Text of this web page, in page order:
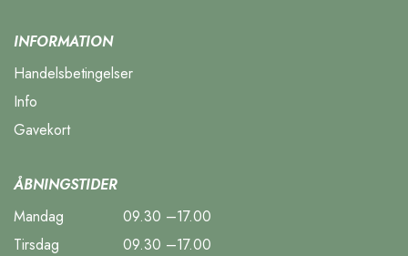
INFORMATION
Handelsbetingelser
Info
Gavekort
ÅBNINGSTIDER
Mandag
09.30 –17.00
Tirsdag
09.30 –17.00